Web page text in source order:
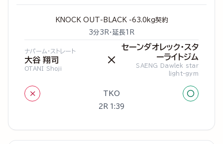
KNOCK OUT-BLACK -63.0kg契約
3分3R・延長1R
ナパーム・ストレート
大谷 翔司
OTANI Shoji
×
セーンダオレック・スタ
ーライトジム
SAENG Dawlek star
light-gym
× TKO ○
2R 1:39